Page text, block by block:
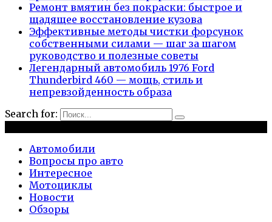
Ремонт вмятин без покраски: быстрое и
щадящее восстановление кузова
Эффективные методы чистки форсунок
собственными силами — шаг за шагом
руководство и полезные советы
Легендарный автомобиль 1976 Ford
Thunderbird 460 — мощь, стиль и
непревзойденность образа
Search for:
Автомобили
Вопросы про авто
Интересное
Мотоциклы
Новости
Обзоры